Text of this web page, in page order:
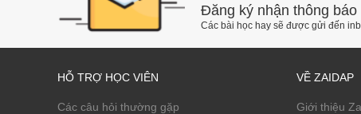
Đăng ký nhận thông báo
Các bài học hay sẽ được gửi đến
HỖ TRỢ HỌC VIÊN
Các câu hỏi thường gặp
VỀ ZAIDAP
Giới thiệu